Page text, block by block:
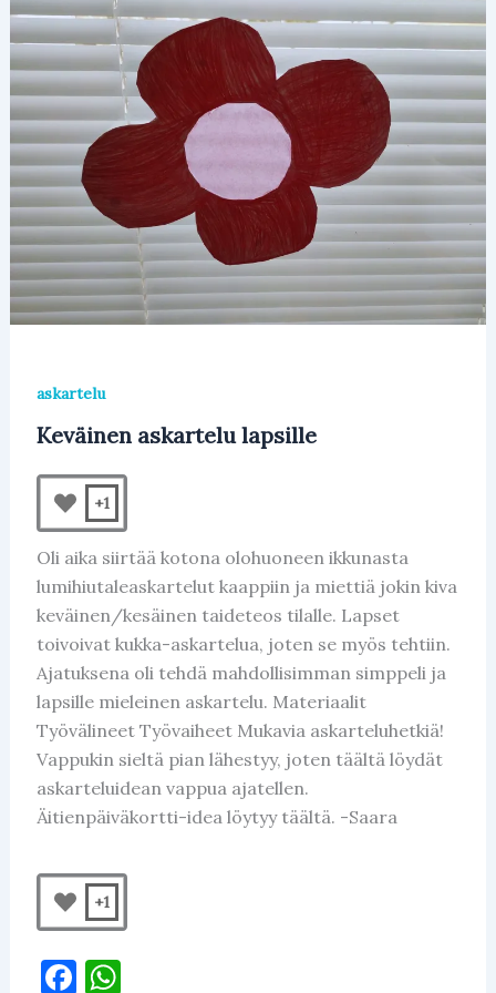
askartelu
Keväinen askartelu lapsille
+1
Oli aika siirtää kotona olohuoneen ikkunasta
lumihiutaleaskartelut kaappiin ja miettiä jokin kiva
keväinen/kesäinen taideteos tilalle. Lapset
toivoivat kukka-askartelua, joten se myös tehtiin.
Ajatuksena oli tehdä mahdollisimman simppeli ja
lapsille mieleinen askartelu. Materiaalit
Työvälineet Työvaiheet Mukavia askarteluhetkiä!
Vappukin sieltä pian lähestyy, joten täältä löydät
askarteluidean vappua ajatellen.
Äitienpäiväkortti-idea löytyy täältä. -Saara
+1
F W